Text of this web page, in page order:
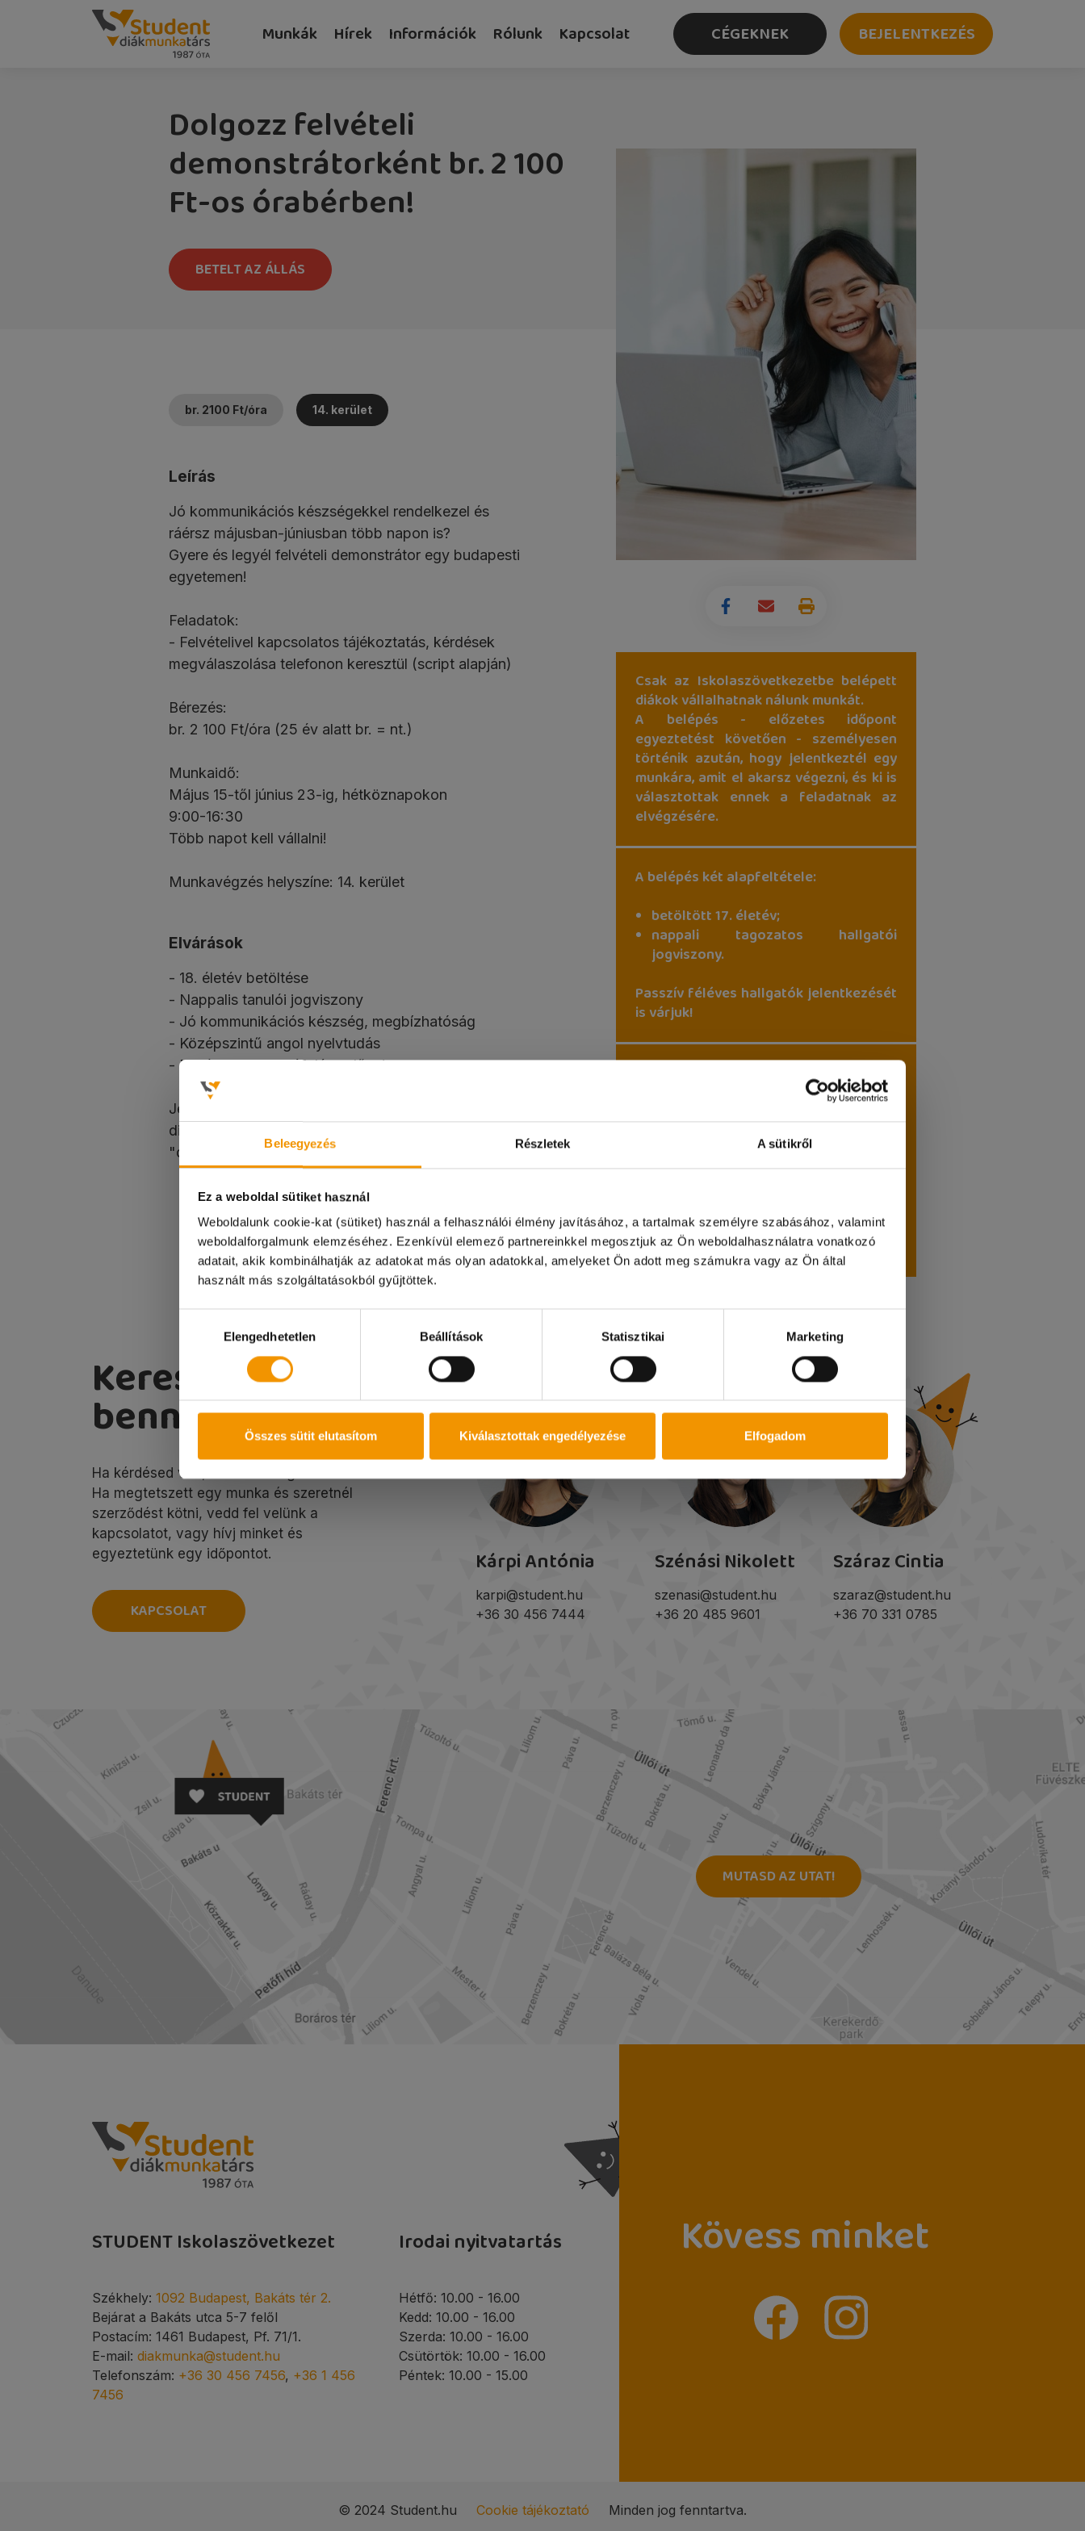
Beleegyezés Részletek A sütikről
Ez a weboldal sütiket használ
Weboldalunk cookie-kat (sütiket) használ a felhasználói élmény javításához, a tartalmak személyre szabásához, valamint
weboldalforgalmunk elemzéséhez. Ezenkívül elemező partnereinkkel megosztjuk az Ön weboldalhasználatra vonatkozó
adatait, akik kombinálhatják az adatokat más olyan adatokkal, amelyeket Ön adott meg számukra vagy az Ön által
használt más szolgáltatásokból gyűjtöttek.
kiválasztásaElengedhetetlen Beállítások Statisztikai Marketing
Összes sütit elutasítom Kiválasztottak engedélyezése Elfogadom
Kedves Diákok!
A 08.08-i munkanapon irodánk zárva tart és online ügyintézésre sincs lehetőség!
Munkák Hírek Információk Rólunk Kapcsolat CÉGEKNEK BEJELENTKEZÉS
Dolgozz felvételi
demonstrátorként br. 2 100
Ft-os órabérben!
BETELT AZ ÁLLÁS
br. 2100 Ft/óra 14. kerület
Leírás
Jó kommunikációs készségekkel rendelkezel és
ráérsz májusban-júniusban több napon is?
Gyere és legyél felvételi demonstrátor egy budapesti
egyetemen!
Feladatok:
- Felvételivel kapcsolatos tájékoztatás, kérdések
megválaszolása telefonon keresztül (script alapján)
Bérezés:
br. 2 100 Ft/óra (25 év alatt br. = nt.)
Munkaidő:
Május 15-től június 23-ig, hétköznapokon
9:00-16:30
Több napot kell vállalni!
Munkavégzés helyszíne: 14. kerület
Elvárások
- 18. életév betöltése
- Nappalis tanulói jogviszony
- Jó kommunikációs készség, megbízhatóság
- Középszintű angol nyelvtudás
- Minél több nap vállalása előny!
Jelentkezni fényképes önéletrajzzal tudsz a
diakmunka@student.hu e-mail címen! Tárgy:
"demonstrátor"!
TOVÁBBI ÁLLÁSOK
Csak az Iskolaszövetkezetbe belépett
diákok vállalhatnak nálunk munkát.
A belépés - előzetes időpont
egyeztetést követően - személyesen
történik azután, hogy jelentkeztél egy
munkára, amit el akarsz végezni, és ki is
választottak ennek a feladatnak az
elvégzésére.
A belépés két alapfeltétele:
betöltött 17. életév;
nappali tagozatos hallgatói
jogviszony.
Passzív féléves hallgatók jelentkezését
is várjuk!
A belépéshez feltétlenül hozd
lakcímkártyádat;
diákigazolványodat;
magyarországi
bankszámlaszámodat.
Keress
bennünket!
Ha kérdésed van, szívesen segítünk!
Ha megtetszett egy munka és szeretnél
szerződést kötni, vedd fel velünk a
kapcsolatot, vagy hívj minket és
egyeztetünk egy időpontot.
KAPCSOLAT
Kárpi Antónia
karpi@student.hu
+36 30 456 7444
Szénási Nikolett
szenasi@student.hu
+36 20 485 9601
Száraz Cintia
szaraz@student.hu
+36 70 331 0785
MUTASD AZ UTAT!
STUDENT Iskolaszövetkezet
Székhely: 1092 Budapest, Bakáts tér 2.
Bejárat a Bakáts utca 5-7 felől
Postacím: 1461 Budapest, Pf. 71/1.
E-mail: diakmunka@student.hu
Telefonszám: +36 30 456 7456, +36 1 456
7456
Irodai nyitvatartás
Hétfő: 10.00 - 16.00
Kedd: 10.00 - 16.00
Szerda: 10.00 - 16.00
Csütörtök: 10.00 - 16.00
Péntek: 10.00 - 15.00
Kövess minket
© 2024 Student.hu Cookie tájékoztató Minden jog fenntartva.